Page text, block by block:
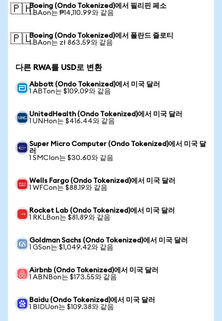
🇵🇭Boeing (Ondo Tokenized)에서 필리핀 페소
1 BAon는 ₱14,110.99와 같음
🇵🇱Boeing (Ondo Tokenized)에서 폴란드 즐로티
1 BAon는 zł 863.59와 같음
다른 RWA를 USD로 변환
Abbott (Ondo Tokenized)에서 미국 달러
1 ABTon는 $109.09와 같음
UnitedHealth (Ondo Tokenized)에서 미국 달러
1 UNHon는 $416.44와 같음
Super Micro Computer (Ondo Tokenized)에서 미국 달
러
1 SMCIon는 $30.60와 같음
Wells Fargo (Ondo Tokenized)에서 미국 달러
1 WFCon는 $88.19와 같음
Rocket Lab (Ondo Tokenized)에서 미국 달러
1 RKLBon는 $81.89와 같음
Goldman Sachs (Ondo Tokenized)에서 미국 달러
1 GSon는 $1,049.42와 같음
Airbnb (Ondo Tokenized)에서 미국 달러
1 ABNBon는 $173.55와 같음
Baidu (Ondo Tokenized)에서 미국 달러
1 BIDUon는 $109.38와 같음